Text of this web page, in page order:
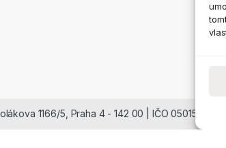
1166/5, Praha 4 - 142 00 | IČO 05015685